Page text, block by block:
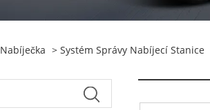
Nabíječka > Systém Správy Nabíjecí Stanice